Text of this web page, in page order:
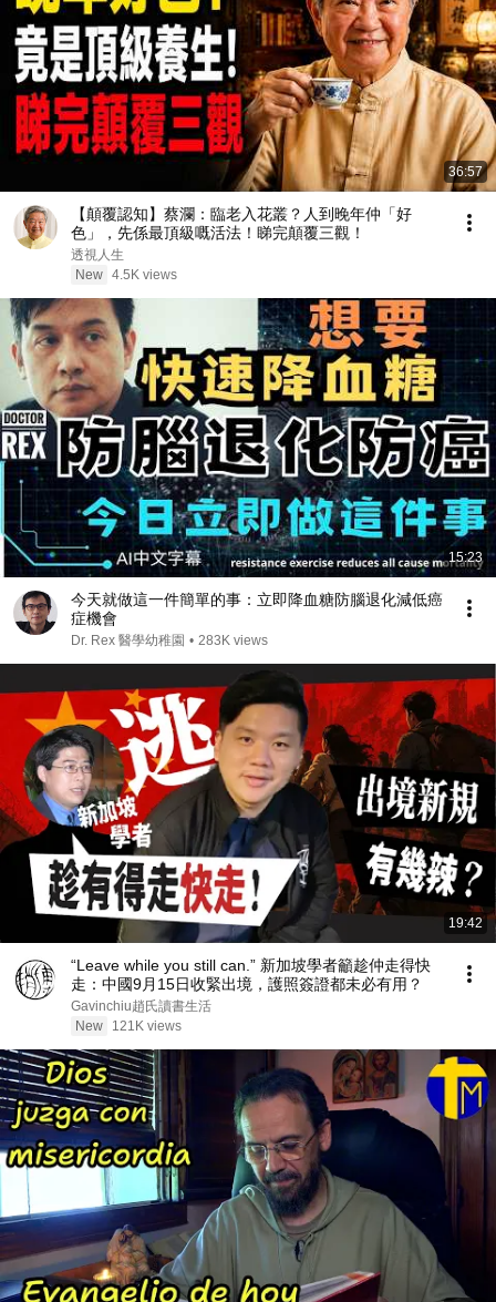
36:57
【顛覆認知】蔡瀾：臨老入花叢？人到晚年仲「好
色」，先係最頂級嘅活法！睇完顛覆三觀！
透視人生
New 4.5K views
15:23
今天就做這一件簡單的事：立即降血糖防腦退化減低癌
症機會
Dr. Rex 醫學幼稚園 • 283K views
19:42
“Leave while you still can.” 新加坡學者籲趁仲走得快
走：中國9月15日收緊出境，護照簽證都未必有用？
Gavinchiu趙氏讀書生活
New
121K views